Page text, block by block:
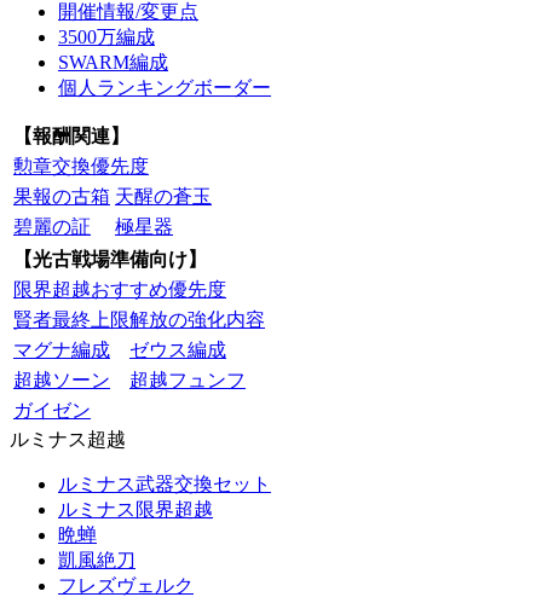
開催情報/変更点
3500万編成
SWARM編成
個人ランキングボーダー
【報酬関連】
勲章交換優先度
果報の古箱 天醒の蒼玉
碧麗の証
極星器
【光古戦場準備向け】
限界超越おすすめ優先度
賢者最終上限解放の強化内容
マグナ編成
ゼウス編成
超越ソーン
超越フュンフ
ガイゼン
ルミナス超越
ルミナス武器交換セット
ルミナス限界超越
晩蝉
凱風絶刀
フレズヴェルク